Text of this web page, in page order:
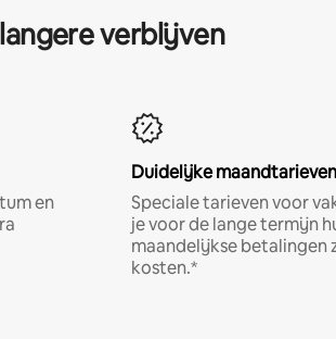
verblijven
en
Duidelijke maandtarieven
Speciale tarieven voor
je voor de lange termijn
maandelijkse betalingen
kosten.*